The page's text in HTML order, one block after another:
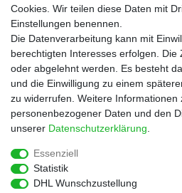
Service
Rezepte
Newsletter
Blog
Choco Patiss
|
Cookies. Wir teilen diese Daten mit
Einstellungen benennen.
Die Datenverarbeitung kann mit
berechtigten Interesses erfolgen. Die
oder abgelehnt werden. Es besteht
und die Einwilligung zu einem
zu widerrufen. Weitere Informationen
personenbezogener Daten und den
unserer Daten­schutz­erklärung
Essenziell
Statistik
DHL Wunschzustellung